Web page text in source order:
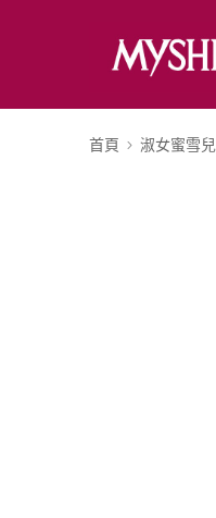
首頁 淑女蜜雪兒